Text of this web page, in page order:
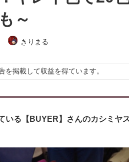
～
きりまる
を掲載して収益を得ています。
いる【BUYER】さんのカシミヤ